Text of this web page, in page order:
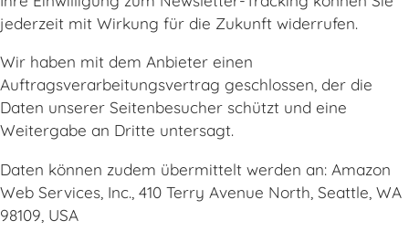
jederzeit mit Wirkung für die Zukunft widerrufen.
Wir haben mit dem Anbieter einen
Auftragsverarbeitungsvertrag geschlossen, der die
Daten unserer Seitenbesucher schützt und eine
Weitergabe an Dritte untersagt.
Daten können zudem übermittelt werden an: Amazon
Web Services, Inc., 410 Terry Avenue North, Seattle, WA
98109, USA